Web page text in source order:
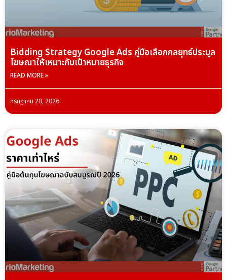
Bidding Strategy Google Ads คู่มือเลือกกลยุทธ์ประมูล
โฆษณาให้เหมาะกับเป้าหมายธุรกิจ
READ MORE »
กรกฎาคม 20, 2026